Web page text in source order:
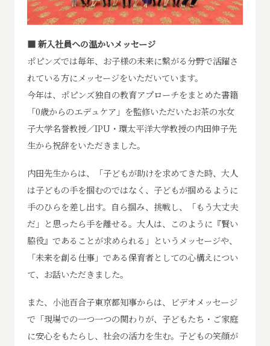
■ 新入社員への温かいメッセージ
ポピンズでは毎年、お子様の未来に繋がる分野で活躍さ
れている方にメッセージをいただいています。
今年は、ポピンズ独自の教育アプローチをまとめた書籍
「0歳からのエデュケア」を監修いただいたお茶の水女
子大学名誉教授／IPU・環太平洋大学教授の内田伸子先
生から祝辞をいただきました。
内田先生からは、「子どもが助けを求めてきた時、大人
は子どもの手を掴むのではなく、子どもが掴めるように
手のひらを差し出す。自ら掴み、挑戦し、「もう大丈夫
だ」と思ったら手を離せる。大人は、このように『賢い
脇役』であることが求められる」というメッセージや、
「未来を創る仕事」である保育者としての心構えについ
て、お話いただきました。
また、小池百合子東京都知事からは、ビデオメッセージ
で「現場での一つ一つの関わりが、子どもたち・ご家庭
に安心をもたらし、社会の活力を生む。子どもの笑顔が